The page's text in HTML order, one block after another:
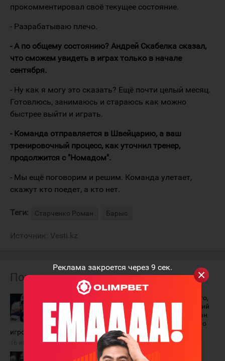
Реклама закроется через 9 сек.
прокомментировал своё текущее состояние.
- Разрабатываю плечо.
- А по общему состоянию? Андрей Скабелка сказал,
что сможем увидеть в играх только в начале
сентября.
- Ну как я могу это сказать? Ещё почти целый месяц.
Готовлюсь, занимаюсь и стараюсь как можно
быстрее выйти и играть.
- Команда отправляется в Швейцарию, а ваш
тренировочный процесс, как уточнил тренер,
продолжится с "Номадом".
- Мы ещё поговорим и решим. Команда улетает,
скажут кто поедет, а кто нет.
Теги: Старченко Роман Барыс
Источник: Vesti.kz
Похожие материалы
Старченко
объявил о
завершении
игровой карьеры
16 июля 2026 года
"Скорее всего,
это последний
сезон". Роман
Старченко - о
завершении карьеры
27 января 2026 года